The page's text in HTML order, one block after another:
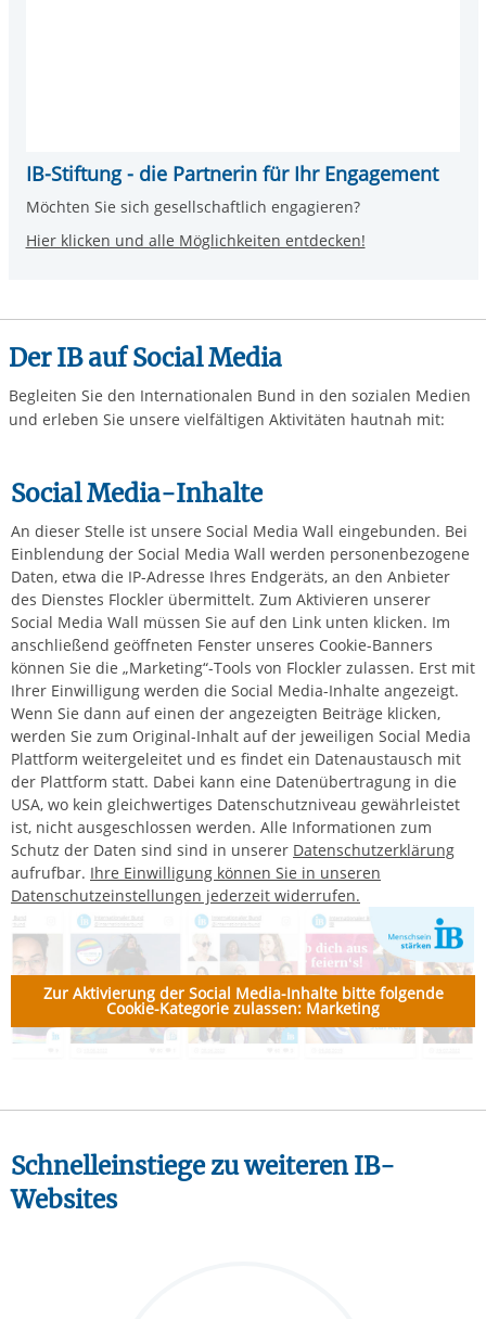
IB-Stiftung - die Partnerin für Ihr Engagement
Möchten Sie sich gesellschaftlich engagieren?
Hier klicken und alle Möglichkeiten entdecken!
Der IB auf Social Media
Begleiten Sie den Internationalen Bund in den sozialen Medien
und erleben Sie unsere vielfältigen Aktivitäten hautnah mit:
Social Media-Inhalte
An dieser Stelle ist unsere Social Media Wall eingebunden. Bei
Einblendung der Social Media Wall werden personenbezogene
Daten, etwa die IP-Adresse Ihres Endgeräts, an den Anbieter
des Dienstes Flockler übermittelt. Zum Aktivieren unserer
Social Media Wall müssen Sie auf den Link unten klicken. Im
anschließend geöffneten Fenster unseres Cookie-Banners
können Sie die „Marketing“-Tools von Flockler zulassen. Erst mit
Ihrer Einwilligung werden die Social Media-Inhalte angezeigt.
Wenn Sie dann auf einen der angezeigten Beiträge klicken,
werden Sie zum Original-Inhalt auf der jeweiligen Social Media
Plattform weitergeleitet und es findet ein Datenaustausch mit
der Plattform statt. Dabei kann eine Datenübertragung in die
USA, wo kein gleichwertiges Datenschutzniveau gewährleistet
ist, nicht ausgeschlossen werden. Alle Informationen zum
Schutz der Daten sind sind in unserer Datenschutzerklärung
aufrufbar. Ihre Einwilligung können Sie in unseren
Datenschutzeinstellungen jederzeit widerrufen.
Zur Aktivierung der Social Media-Inhalte bitte folgende
Cookie-Kategorie zulassen: Marketing
Schnelleinstiege zu weiteren IB-
Websites